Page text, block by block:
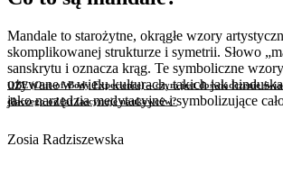
OBE (Out-of-Body Experience) – czym jest doświadczenie
dlaczego od lat fascynuje naukowców?
Zosia Radziszewska
Mandale to starożytne, okrągłe wzory
skomplikowanej strukturze i symetrii. Słowo
sanskrytu i oznacza krąg. Te symboliczne
używane w wielu kulturach, takich jak
jako narzędzia medytacyjne i symbolizujące